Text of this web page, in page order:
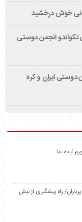
خوش درخشید
انجمن دوستی
دوستی ایران و کره
ایده نما
راه پیشگیری از نیش